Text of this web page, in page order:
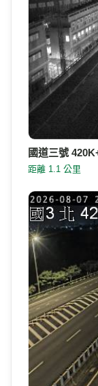
國道三號
距離 1.1 公里